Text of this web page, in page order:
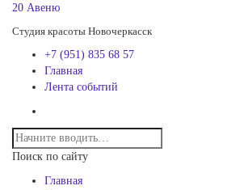
20 Авеню
Студия красоты Новочеркасск
+7 (951) 835 68 57
Главная
Лента событий
Поиск по сайту
Главная